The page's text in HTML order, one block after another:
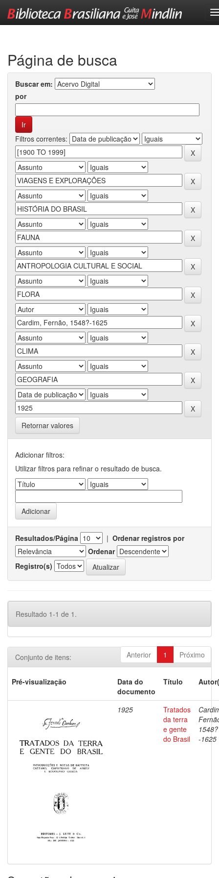
Página de busca
Buscar em:
por
Filtros correntes:
Retornar valores
Adicionar filtros:
Utilizar filtros para refinar o resultado de busca.
Resultados/Página | Ordenar registros por
Ordenar
Registro(s)
Resultado 1-1 de 1.
Anterior 1 Próximo
Conjunto de itens:
Pré-visualização
Data do
documento
Título
1925
Tratados
da terra
e gente
do Brasil
1548?
-1625